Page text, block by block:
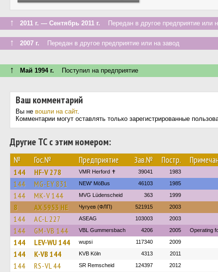
↑ 2011 г. — Сентябрь 2011 г. Передан в другое предприятие или
↑ 2007 г. Передан в другое предприятие или на завод
↑ Май 1994 г. Поступил на предприятие
Ваш комментарий
Вы не вошли на сайт.
Комментарии могут оставлять только зарегистрированные
Другие ТС с этим номером:
№ Гос.№ Предприятие Зав.№ Постр.
144 HF-V 278 VMR Herford ✝ 39041 1983
144 MG-EY 831 NEW' MöBus 46103 1985
144 MK-V 144 MVG Lüdenscheid 363 1999
8 AX 5953 HE Чугуев (ФЛП) 521915 2003
144 AC-L 227 ASEAG 103003 2003
144 GM-VB 144 VBL Gummersbach 4206 2005 Operating
144 LEV-WU 144 wupsi 117340 2009
144 K-VB 144 KVB Köln 4313 2011
144 RS-VL 44 SR Remscheid 124397 2012